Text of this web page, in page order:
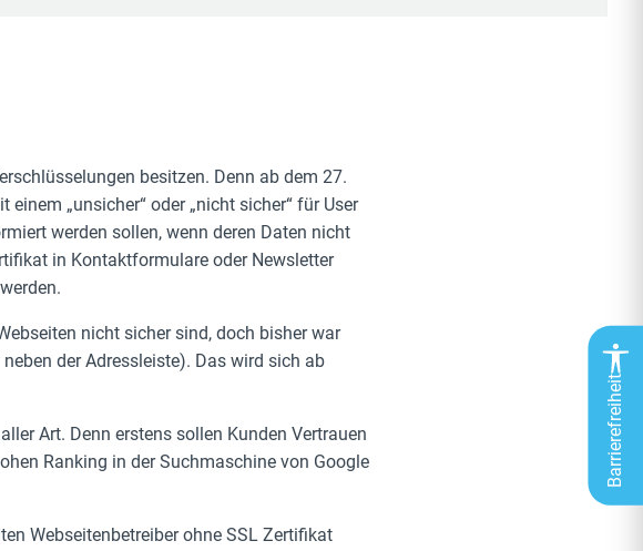
besitzen. Denn ab dem 27.
„unsicher“ oder „nicht sicher“ für User
werden sollen, wenn deren Daten nicht
in Kontaktformulare oder Newsletter
nicht sicher sind, doch bisher war
der Adressleiste). Das wird sich ab
Art. Denn erstens sollen Kunden Vertrauen
Ranking in der Suchmaschine von Google
Webseitenbetreiber ohne SSL Zertifikat
Barrierefreiheit